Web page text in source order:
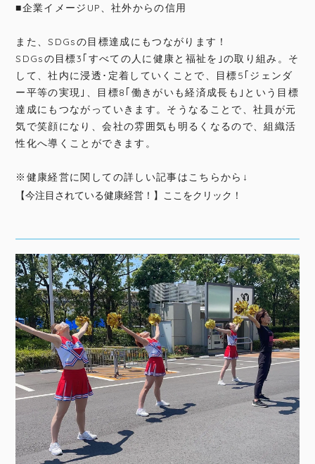
■企業イメージUP、社外からの信用
また、SDGsの目標達成にもつながります！
SDGsの目標3｢すべての人に健康と福祉を｣の取り組み。そ
して、社内に浸透･定着していくことで、目標5｢ジェンダ
ー平等の実現｣、目標8｢働きがいも経済成長も｣という目標
達成にもつながっていきます。そうなることで、社員が元
気で笑顔になり、会社の雰囲気も明るくなるので、組織活
性化へ導くことができます。
※健康経営に関しての詳しい記事はこちらから↓
【今注目されている健康経営！】ここをクリック！